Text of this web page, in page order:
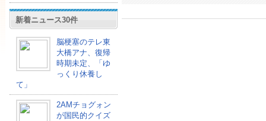
新着ニュース30件
脳梗塞のテレ東
大橋アナ、復帰
時期未定、「ゆ
っくり休養し
て」
2AMチョグォン
が国民的クイズ